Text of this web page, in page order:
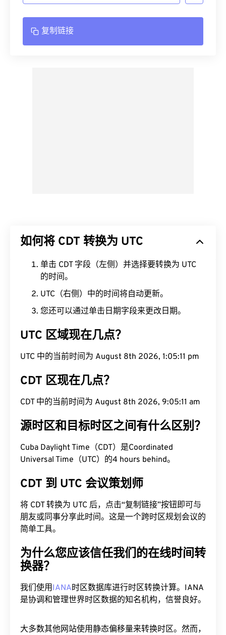
复制链接
如何将 CDT 转换为 UTC
单击 CDT 字段（左侧）并选择要转换为 UTC
的时间。
UTC（右侧）中的时间将自动更新。
您还可以通过单击日期字段来更改日期。
UTC 区域现在几点？
UTC 中的当前时间为 August 8th 2026, 1:05:12 pm
CDT 区现在几点？
CDT 中的当前时间为 August 8th 2026, 9:05:12 am
源时区和目标时区之间有什么区别？
Cuba Daylight Time（CDT）是Coordinated
Universal Time（UTC）的4 hours behind。
CDT 到 UTC 会议策划师
将 CDT 转换为 UTC 后，点击“复制链接”按钮即可与
朋友或同事分享此时间。这是一个跨时区规划会议的
简单工具。
为什么您应该信任我们的在线时间转
换器？
我们使用IANA时区数据库进行时区转换计算。IANA
是协调和管理世界时区数据的知名机构，信誉良好。
大多数其他网站使用静态偏移量来转换时区。然而，